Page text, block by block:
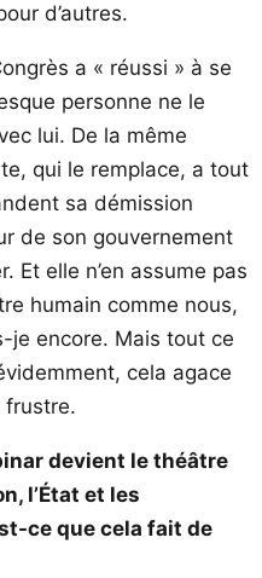
d’autres.
a « réussi » à se
personne ne le
lui. De la même
qui le remplace, a tout
sa démission
de son gouvernement
Et elle n’en assume pas
humain comme nous,
je encore. Mais tout ce
cela agace
frustre.
devient le théâtre
l’État et les
ce que cela fait de